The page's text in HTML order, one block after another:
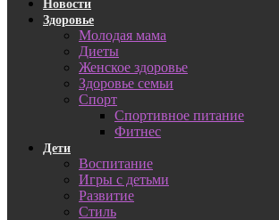
Новости
Здоровье
Молодая мама
Диеты
Женское здоровье
Здоровье семьи
Спорт
Спортивное питание
Фитнес
Дети
Воспитание
Игры с детьми
Развитие
Стиль